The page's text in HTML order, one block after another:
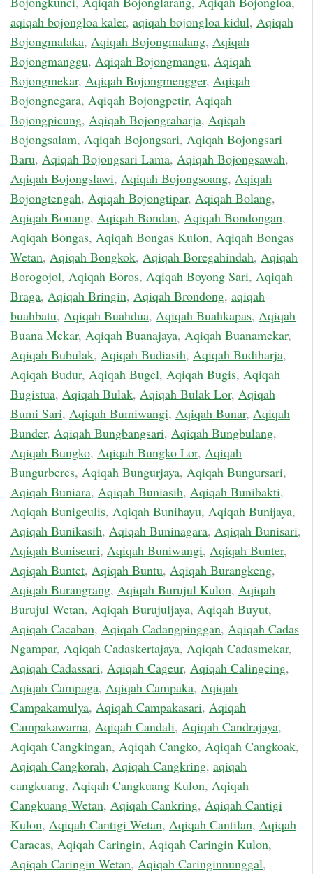
aqiqah bojongloa kaler, aqiqah bojongloa kidul, Aqiqah
Bojongmalaka, Aqiqah Bojongmalang, Aqiqah
Bojongmanggu, Aqiqah Bojongmangu, Aqiqah
Bojongmekar, Aqiqah Bojongmengger, Aqiqah
Bojongnegara, Aqiqah Bojongpetir, Aqiqah
Bojongpicung, Aqiqah Bojongraharja, Aqiqah
Bojongsalam, Aqiqah Bojongsari, Aqiqah Bojongsari
Baru, Aqiqah Bojongsari Lama, Aqiqah Bojongsawah,
Aqiqah Bojongslawi, Aqiqah Bojongsoang, Aqiqah
Bojongtengah, Aqiqah Bojongtipar, Aqiqah Bolang,
Aqiqah Bonang, Aqiqah Bondan, Aqiqah Bondongan,
Aqiqah Bongas, Aqiqah Bongas Kulon, Aqiqah Bongas
Wetan, Aqiqah Bongkok, Aqiqah Boregahindah, Aqiqah
Borogojol, Aqiqah Boros, Aqiqah Boyong Sari, Aqiqah
Braga, Aqiqah Bringin, Aqiqah Brondong, aqiqah
buahbatu, Aqiqah Buahdua, Aqiqah Buahkapas, Aqiqah
Buana Mekar, Aqiqah Buanajaya, Aqiqah Buanamekar,
Aqiqah Bubulak, Aqiqah Budiasih, Aqiqah Budiharja,
Aqiqah Budur, Aqiqah Bugel, Aqiqah Bugis, Aqiqah
Bugistua, Aqiqah Bulak, Aqiqah Bulak Lor, Aqiqah
Bumi Sari, Aqiqah Bumiwangi, Aqiqah Bunar, Aqiqah
Bunder, Aqiqah Bungbangsari, Aqiqah Bungbulang,
Aqiqah Bungko, Aqiqah Bungko Lor, Aqiqah
Bungurberes, Aqiqah Bungurjaya, Aqiqah Bungursari,
Aqiqah Buniara, Aqiqah Buniasih, Aqiqah Bunibakti,
Aqiqah Bunigeulis, Aqiqah Bunihayu, Aqiqah Bunijaya,
Aqiqah Bunikasih, Aqiqah Buninagara, Aqiqah Bunisari,
Aqiqah Buniseuri, Aqiqah Buniwangi, Aqiqah Bunter,
Aqiqah Buntet, Aqiqah Buntu, Aqiqah Burangkeng,
Aqiqah Burangrang, Aqiqah Burujul Kulon, Aqiqah
Burujul Wetan, Aqiqah Burujuljaya, Aqiqah Buyut,
Aqiqah Cacaban, Aqiqah Cadangpinggan, Aqiqah Cadas
Ngampar, Aqiqah Cadaskertajaya, Aqiqah Cadasmekar,
Aqiqah Cadassari, Aqiqah Cageur, Aqiqah Calingcing,
Aqiqah Campaga, Aqiqah Campaka, Aqiqah
Campakamulya, Aqiqah Campakasari, Aqiqah
Campakawarna, Aqiqah Candali, Aqiqah Candrajaya,
Aqiqah Cangkingan, Aqiqah Cangko, Aqiqah Cangkoak,
Aqiqah Cangkorah, Aqiqah Cangkring, aqiqah
cangkuang, Aqiqah Cangkuang Kulon, Aqiqah
Cangkuang Wetan, Aqiqah Cankring, Aqiqah Cantigi
Kulon, Aqiqah Cantigi Wetan, Aqiqah Cantilan, Aqiqah
Caracas, Aqiqah Caringin, Aqiqah Caringin Kulon,
Aqiqah Caringin Wetan, Aqiqah Caringinnunggal,